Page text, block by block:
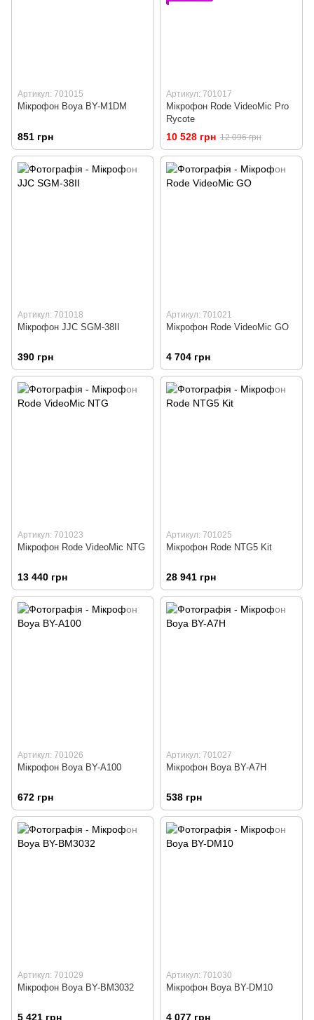
Артикул: 701015
Мікрофон Boya BY-M1DM
851 грн
Артикул: 701017
Мікрофон Rode VideoMic Pro
Rycote
10 528 грн 12 096 грн
Артикул: 701018
Мікрофон JJC SGM-38II
390 грн
Артикул: 701021
Мікрофон Rode VideoMic GO
4 704 грн
Артикул: 701023
Мікрофон Rode VideoMic NTG
13 440 грн
Артикул: 701025
Мікрофон Rode NTG5 Kit
28 941 грн
Артикул: 701026
Мікрофон Boya BY-A100
672 грн
Артикул: 701027
Мікрофон Boya BY-A7H
538 грн
Артикул: 701029
Мікрофон Boya BY-BM3032
5 421 грн
Артикул: 701030
Мікрофон Boya BY-DM10
4 077 грн